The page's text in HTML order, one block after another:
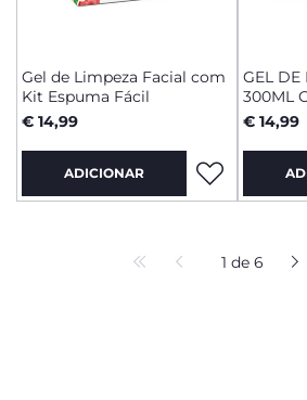
Gel de Limpeza Facial com
Kit Espuma Fácil
€ 14,99
ADICIONAR
GEL DE
300ML
€ 14,99
1 de 6